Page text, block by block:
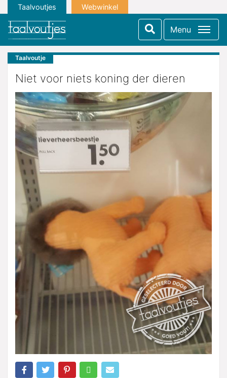
Taalvoutjes Webwinkel
Menu
Taalvoutje
Niet voor niets koning der dieren